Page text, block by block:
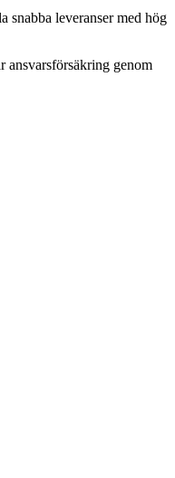
snabba leveranser med hög
ansvarsförsäkring genom